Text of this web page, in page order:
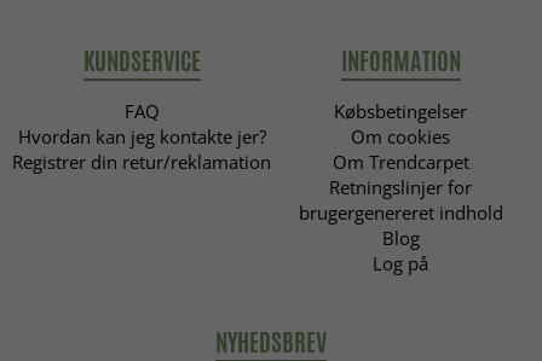
KUNDSERVICE
FAQ
Hvordan kan jeg kontakte jer?
Registrer din retur/reklamation
INFORMATION
Købsbetingelser
Om cookies
Om Trendcarpet
Retningslinjer for
brugergenereret indhold
Blog
Log på
NYHEDSBREV